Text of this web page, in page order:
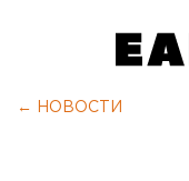
← НОВОСТИ